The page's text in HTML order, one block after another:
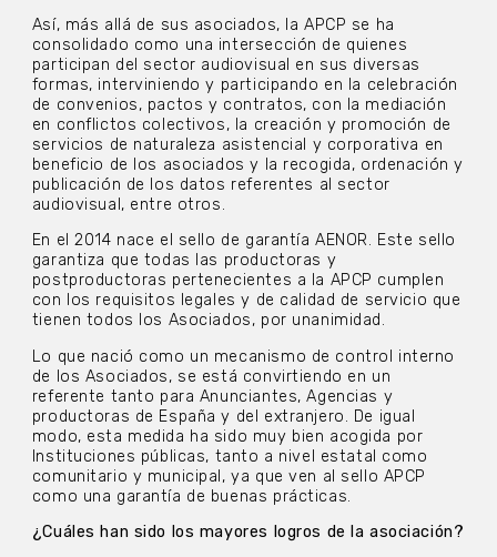
Así, más allá de sus asociados, la APCP se ha
consolidado como una intersección de quienes
participan del sector audiovisual en sus diversas
formas, interviniendo y participando en la celebración
de convenios, pactos y contratos, con la mediación
en conflictos colectivos, la creación y promoción de
servicios de naturaleza asistencial y corporativa en
beneficio de los asociados y la recogida, ordenación y
publicación de los datos referentes al sector
audiovisual, entre otros.
En el 2014 nace el sello de garantía AENOR. Este sello
garantiza que todas las productoras y
postproductoras pertenecientes a la APCP cumplen
con los requisitos legales y de calidad de servicio que
tienen todos los Asociados, por unanimidad.
Lo que nació como un mecanismo de control interno
de los Asociados, se está convirtiendo en un
referente tanto para Anunciantes, Agencias y
productoras de España y del extranjero. De igual
modo, esta medida ha sido muy bien acogida por
Instituciones públicas, tanto a nivel estatal como
comunitario y municipal, ya que ven al sello APCP
como una garantía de buenas prácticas.
¿Cuáles han sido los mayores logros de la asociación?